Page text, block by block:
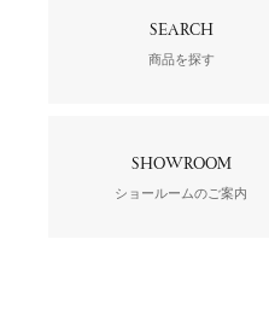
SEARCH
商品を探す
SHOWROOM
ショールームのご案内